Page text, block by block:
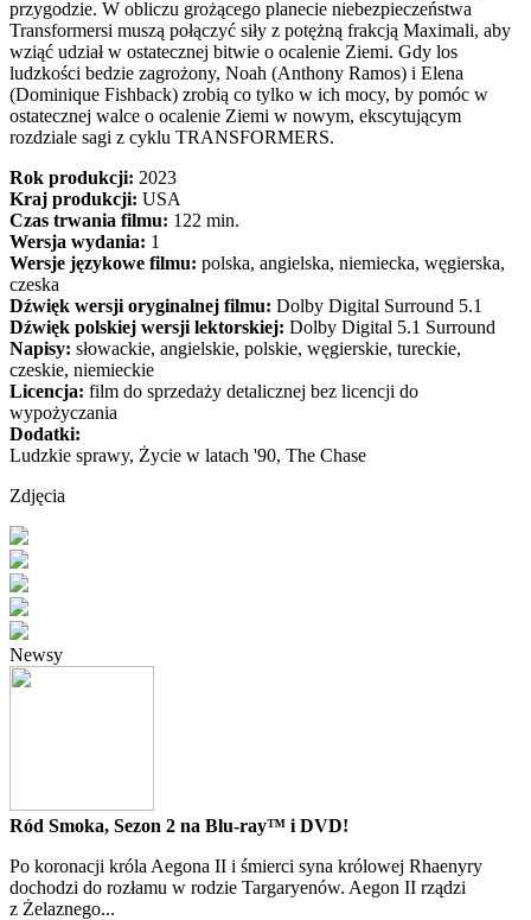
przygodzie. W obliczu grożącego planecie niebezpieczeństwa
Transformersi muszą połączyć siły z potężną frakcją Maximali, aby
wziąć udział w ostatecznej bitwie o ocalenie Ziemi. Gdy los
ludzkości bedzie zagrożony, Noah (Anthony Ramos) i Elena
(Dominique Fishback) zrobią co tylko w ich mocy, by pomóc w
ostatecznej walce o ocalenie Ziemi w nowym, ekscytującym
rozdziale sagi z cyklu TRANSFORMERS.
Rok produkcji: 2023
Kraj produkcji: USA
Czas trwania filmu: 122 min.
Wersja wydania: 1
Wersje językowe filmu: polska, angielska, niemiecka, węgierska,
czeska
Dźwięk wersji oryginalnej filmu: Dolby Digital Surround 5.1
Dźwięk polskiej wersji lektorskiej: Dolby Digital 5.1 Surround
Napisy: słowackie, angielskie, polskie, węgierskie, tureckie,
czeskie, niemieckie
Licencja: film do sprzedaży detalicznej bez licencji do
wypożyczania
Dodatki:
Ludzkie sprawy, Życie w latach '90, The Chase
Zdjęcia
Newsy
Ród Smoka, Sezon 2 na Blu-ray™ i DVD!
Po koronacji króla Aegona II i śmierci syna królowej Rhaenyry
dochodzi do rozłamu w rodzie Targaryenów. Aegon II rządzi
z Żelaznego...